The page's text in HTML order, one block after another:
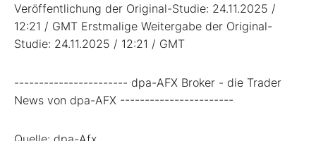
Veröffentlichung der Original-Studie: 24.11.2025 /
12:21 / GMT Erstmalige Weitergabe der Original-
Studie: 24.11.2025 / 12:21 / GMT
----------------------- dpa-AFX Broker - die Trader
News von dpa-AFX -----------------------